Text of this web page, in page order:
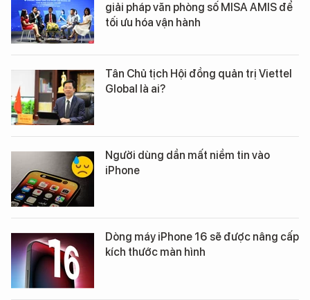
giải pháp văn phòng số MISA AMIS để
tối ưu hóa vận hành
Tân Chủ tịch Hội đồng quản trị Viettel
Global là ai?
Người dùng dần mất niềm tin vào
iPhone
Dòng máy iPhone 16 sẽ được nâng cấp
kích thước màn hình